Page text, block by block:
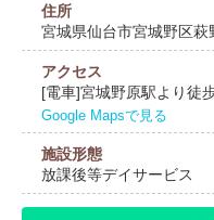
住所
宮城県仙台市宮城野区萩
アクセス
[電車]宮城野原駅より徒
Google Mapsで見る
施設形態
放課後等デイサービス